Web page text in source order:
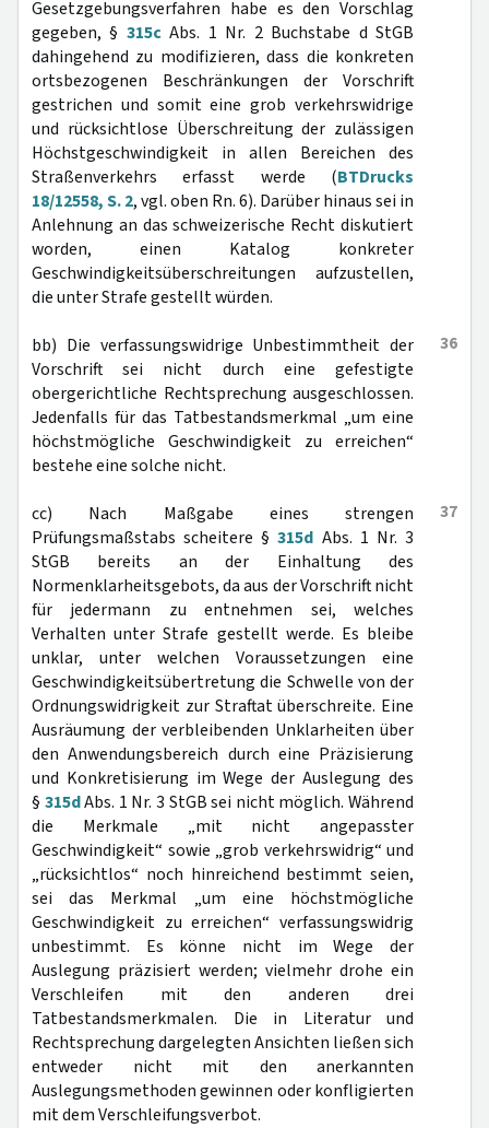
Gesetzgebungsverfahren habe es den Vorschlag
gegeben, § 315cAbs. 1 Nr. 2 Buchstabe d StGB
dahingehend zu modifizieren, dass die konkreten
ortsbezogenen Beschränkungen der Vorschrift
gestrichen und somit eine grob verkehrswidrige
und rücksichtlose Überschreitung der zulässigen
Höchstgeschwindigkeit in allen Bereichen des
Straßenverkehrs erfasst werde (BTDrucks
18/12558, S. 2, vgl. oben Rn. 6). Darüber hinaus sei in
Anlehnung an das schweizerische Recht diskutiert
worden, einen Katalog konkreter
Geschwindigkeitsüberschreitungen aufzustellen,
die unter Strafe gestellt würden.
36
bb) Die verfassungswidrige Unbestimmtheit der
Vorschrift sei nicht durch eine gefestigte
obergerichtliche Rechtsprechung ausgeschlossen.
Jedenfalls für das Tatbestandsmerkmal „um eine
höchstmögliche Geschwindigkeit zu erreichen“
bestehe eine solche nicht.
37
cc) Nach Maßgabe eines strengen
Prüfungsmaßstabs scheitere §315d Abs. 1 Nr. 3
StGB bereits an der Einhaltung des
Normenklarheitsgebots, da aus der Vorschrift nicht
für jedermann zu entnehmen sei, welches
Verhalten unter Strafe gestellt werde. Es bleibe
unklar, unter welchen Voraussetzungen eine
Geschwindigkeitsübertretung die Schwelle von der
Ordnungswidrigkeit zur Straftat überschreite. Eine
Ausräumung der verbleibenden Unklarheiten über
den Anwendungsbereich durch eine Präzisierung
und Konkretisierung im Wege der Auslegung des
§ 315dAbs. 1 Nr. 3 StGB sei nicht möglich. Während
die Merkmale „mit nicht angepasster
Geschwindigkeit“ sowie „grob verkehrswidrig“ und
„rücksichtlos“ noch hinreichend bestimmt seien,
sei das Merkmal „um eine höchstmögliche
Geschwindigkeit zu erreichen“ verfassungswidrig
unbestimmt. Es könne nicht im Wege der
Auslegung präzisiert werden; vielmehr drohe ein
Verschleifen mit den anderen drei
Tatbestandsmerkmalen. Die in Literatur und
Rechtsprechung dargelegten Ansichten ließen sich
entweder nicht mit den anerkannten
Auslegungsmethoden gewinnen oder konfligierten
mit dem Verschleifungsverbot.